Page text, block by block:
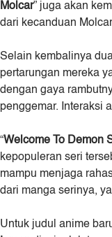
Molcar” juga akan
dari kecanduan
Selain kembalinya
pertarungan mereka
dengan gaya
penggemar. Interaksi
“Welcome To Demon
kepopuleran seri
mampu menjaga
dari manga serinya,
Untuk judul anime